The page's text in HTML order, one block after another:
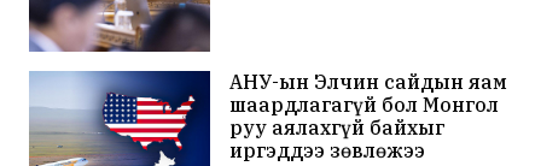
АНУ-ын Элчин сайдын яам
шаардлагагүй бол Монгол
руу аялахгүй байхыг
иргэддээ зөвлөжээ